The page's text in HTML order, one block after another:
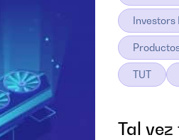
Investors
TUT
Tal